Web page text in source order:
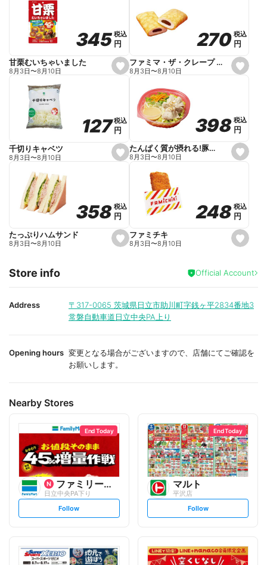
s
e
o
r
i
e
345
345税込
税込
円
円
甘栗むいちゃいました
8月3日〜8月10日
s
e
o
r
i
e
270
270 税込
税込
円
円
ファミマ・ザ・クレープ 生チョコ
8月3日〜8月10日
s
e
o
r
i
e
127
127税込
税込
円
円
千切りキャベツ
8月3日〜8月10日
s
e
o
r
i
e
398
398 税込
税込
円
円
たんぱく質が摂れる!豚しゃぶのパスタサラダ
8月3日〜8月10日
s
e
i
t
e
358
358税込
税込
円
円
たっぷりハムサンド
8月3日〜8月10日
s
e
a
i
t
248
248 税込
税込
円
円
ファミチキ
8月3日〜8月10日
Store info Official Account
Address 〒317-0065 茨城県日立市助川町字銭ヶ平2834番地3
常磐自動車道日立中央PA上り
Opening hours 変更となる場合がございますので、店舗にてご確認を
お願いします。
Nearby Stores
End Today
ファミリーマート
日立中央PA下り
s
l
o
w
Follow
End Today
マルト
平沢店
s
l
o
w
Follow